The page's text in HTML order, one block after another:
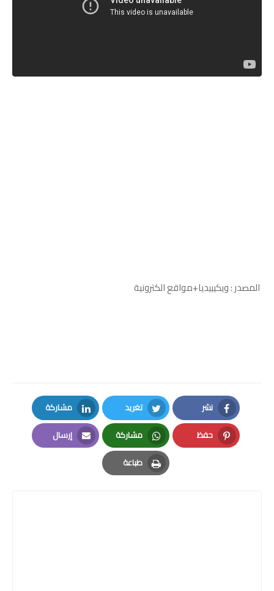
المصدر : ويكيبيديا+مواقع الكترونية
نشر
Facebook
تغريد
Twitter
مشاركة
LinkedIn
حفظ
Pinterest
مشاركة
Whatsapp
إرسال
Email
طباعة
Print